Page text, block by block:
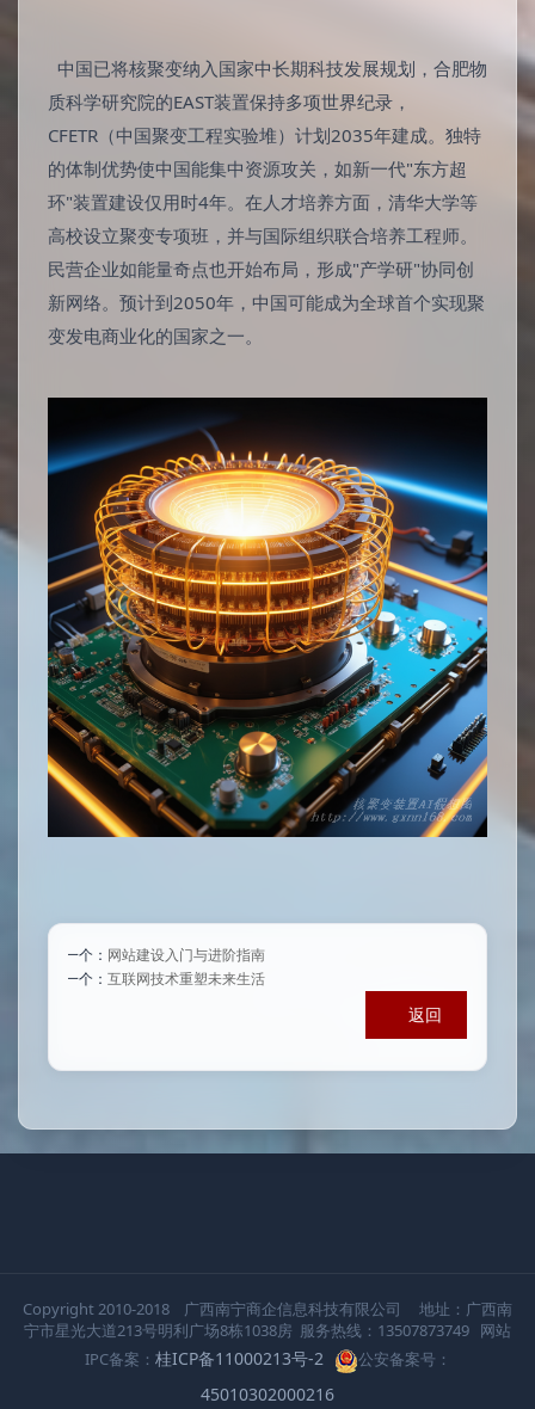
中国已将核聚变纳入国家中长期科技发展规划，合肥物
质科学研究院的EAST装置保持多项世界纪录，
CFETR（中国聚变工程实验堆）计划2035年建成。独特
的体制优势使中国能集中资源攻关，如新一代"东方超
环"装置建设仅用时4年。在人才培养方面，清华大学等
高校设立聚变专项班，并与国际组织联合培养工程师。
民营企业如能量奇点也开始布局，形成"产学研"协同创
新网络。预计到2050年，中国可能成为全球首个实现聚
变发电商业化的国家之一。
上一个： 网站建设入门与进阶指南
下一个： 互联网技术重塑未来生活
返回
Copyright 2010-2018 广西南宁商企信息科技有限公司 地址：广西南
宁市星光大道213号明利广场8栋1038房 服务热线：13507873749 网站
IPC备案： 桂ICP备11000213号-2 公安备案号：
45010302000216